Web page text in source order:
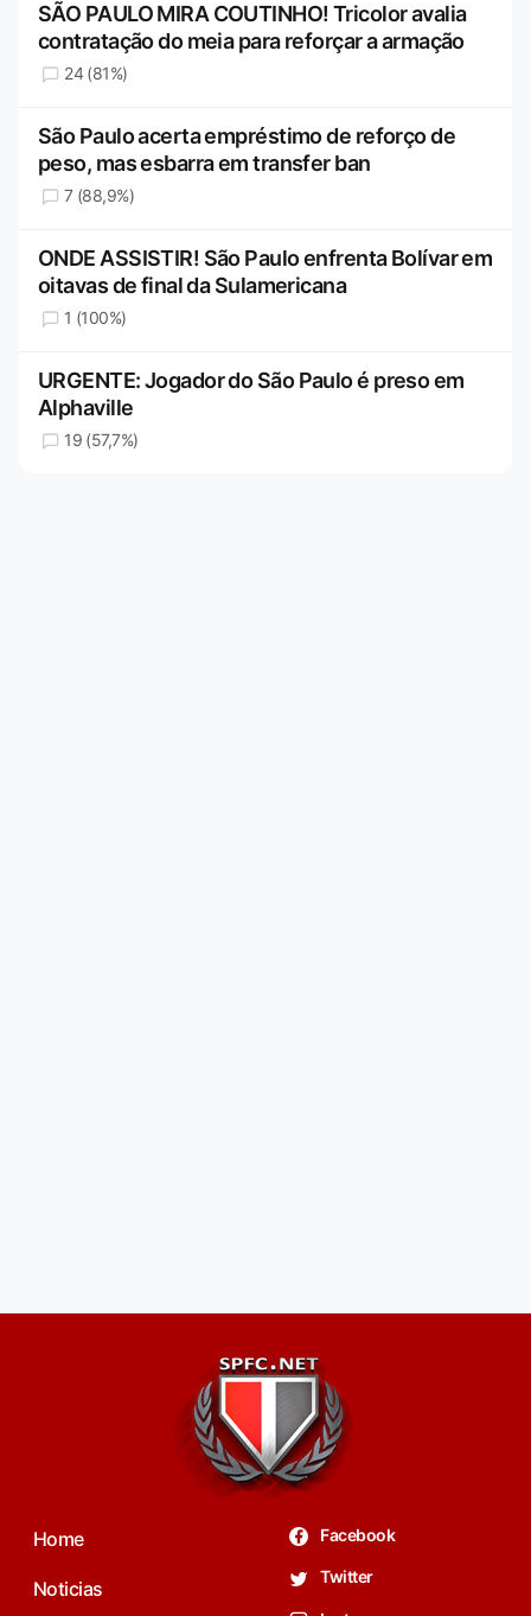
SÃO PAULO MIRA COUTINHO! Tricolor avalia
contratação do meia para reforçar a armação
24 (81%)
São Paulo acerta empréstimo de reforço de
peso, mas esbarra em transfer ban
7 (88,9%)
ONDE ASSISTIR! São Paulo enfrenta Bolívar em
oitavas de final da Sulamericana
1 (100%)
URGENTE: Jogador do São Paulo é preso em
Alphaville
19 (57,7%)
Home
Noticias
Facebook
Twitter